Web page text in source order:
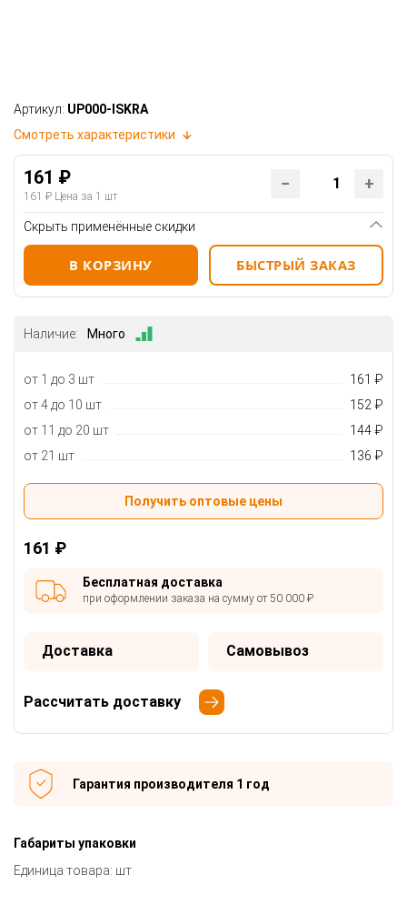
Артикул: UP000-ISKRA
Смотреть характеристики
161 ₽
161 ₽ Цена за 1 шт
Скрыть применённые скидки
В КОРЗИНУ БЫСТРЫЙ ЗАКАЗ
Наличие: Много
от 1 до 3 шт
161 ₽
от 4 до 10 шт
152 ₽
от 11 до 20 шт
144 ₽
от 21 шт
136 ₽
Получить оптовые цены
161 ₽
Бесплатная доставка
при оформлении заказа на сумму от 50 000 ₽
Доставка Самовывоз
Рассчитать доставку
Гарантия производителя 1 год
Габариты упаковки
Единица товара: шт